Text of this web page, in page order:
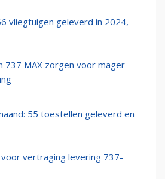
vliegtuigen geleverd in 2024,
737 MAX zorgen voor mager
55 toestellen geleverd en
vertraging levering 737-